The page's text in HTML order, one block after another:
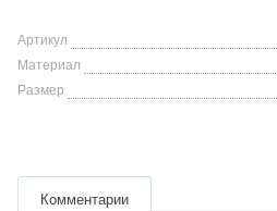
Артикул
Материал
Размер
Комментарии